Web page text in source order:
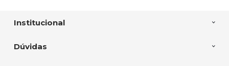
Institucional
Dúvidas